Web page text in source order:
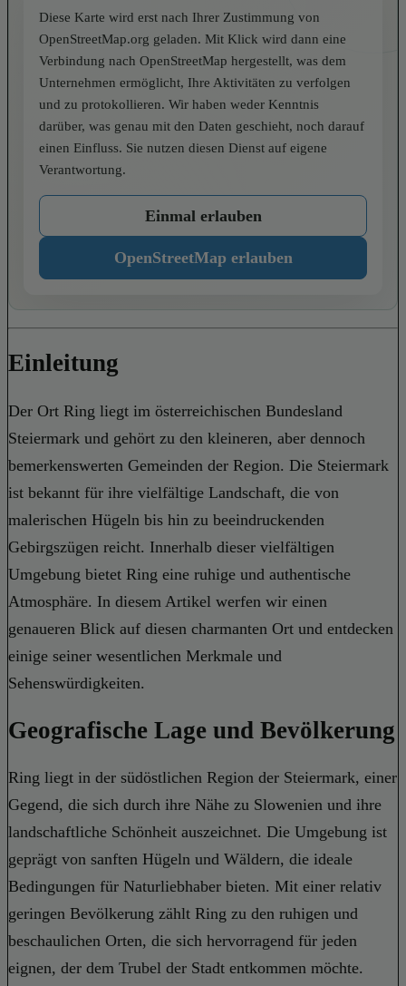
Diese Karte wird erst nach Ihrer Zustimmung von
OpenStreetMap.org geladen. Mit Klick wird dann eine
Verbindung nach OpenStreetMap hergestellt, was dem
Unternehmen ermöglicht, Ihre Aktivitäten zu verfolgen
und zu protokollieren. Wir haben weder Kenntnis
darüber, was genau mit den Daten geschieht, noch darauf
einen Einfluss. Sie nutzen diesen Dienst auf eigene
Verantwortung.
Einmal erlauben
OpenStreetMap erlauben
Einleitung
Der Ort Ring liegt im österreichischen Bundesland
Steiermark und gehört zu den kleineren, aber dennoch
bemerkenswerten Gemeinden der Region. Die Steiermark
ist bekannt für ihre vielfältige Landschaft, die von
malerischen Hügeln bis hin zu beeindruckenden
Gebirgszügen reicht. Innerhalb dieser vielfältigen
Umgebung bietet Ring eine ruhige und authentische
Atmosphäre. In diesem Artikel werfen wir einen
genaueren Blick auf diesen charmanten Ort und entdecken
einige seiner wesentlichen Merkmale und
Sehenswürdigkeiten.
Geografische Lage und Bevölkerung
Ring liegt in der südöstlichen Region der Steiermark, einer
Gegend, die sich durch ihre Nähe zu Slowenien und ihre
landschaftliche Schönheit auszeichnet. Die Umgebung ist
geprägt von sanften Hügeln und Wäldern, die ideale
Bedingungen für Naturliebhaber bieten. Mit einer relativ
geringen Bevölkerung zählt Ring zu den ruhigen und
beschaulichen Orten, die sich hervorragend für jeden
eignen, der dem Trubel der Stadt entkommen möchte.